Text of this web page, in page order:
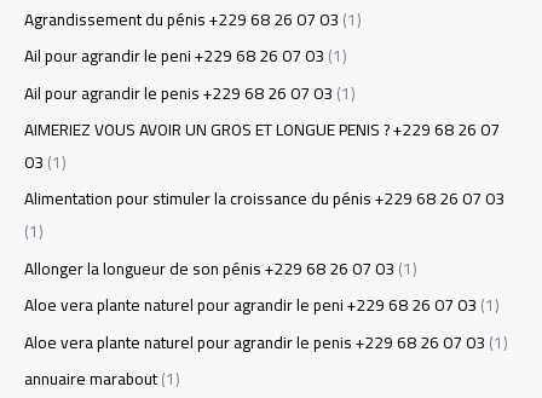
Agrandissement du pénis +229 68 26 07 03(1)
Ail pour agrandir le peni +229 68 26 07 03(1)
Ail pour agrandir le penis +229 68 26 07 03(1)
AIMERIEZ VOUS AVOIR UN GROS ET LONGUE PENIS ? +229 68 26 07
03(1)
Alimentation pour stimuler la croissance du pénis +229 68 26 07 03
(1)
Allonger la longueur de son pénis +229 68 26 07 03(1)
Aloe vera plante naturel pour agrandir le peni +229 68 26 07 03(1)
Aloe vera plante naturel pour agrandir le penis +229 68 26 07 03(1)
annuaire marabout(1)